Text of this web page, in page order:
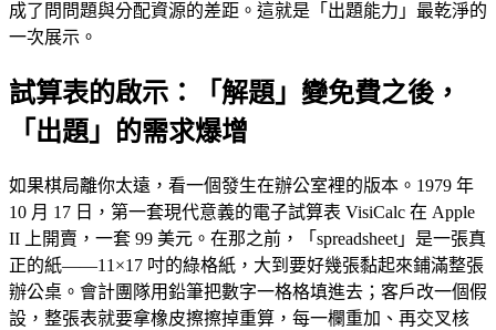
成了問問題與分配資源的差距。這就是「出題能力」最乾淨的
一次展示。
試算表的啟示：「解題」變免費之後，
「出題」的需求爆增
如果棋局離你太遠，看一個發生在辦公室裡的版本。1979 年
10 月 17 日，第一套現代意義的電子試算表 VisiCalc 在 Apple
II 上開賣，一套 99 美元。在那之前，「spreadsheet」是一張真
正的紙——11×17 吋的綠格紙，大到要好幾張黏起來鋪滿整張
辦公桌。會計團隊用鉛筆把數字一格格填進去；客戶改一個假
設，整張表就要拿橡皮擦擦掉重算，每一欄重加、再交叉核